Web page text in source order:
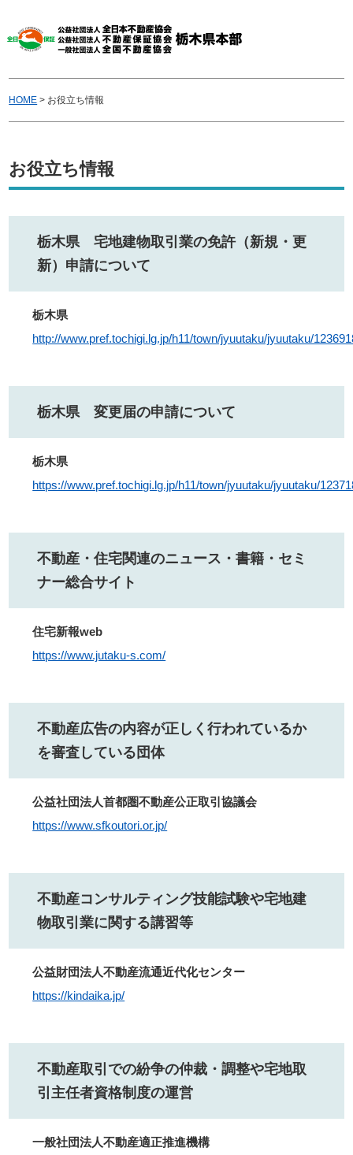
HOME > お役立ち情報
お役立ち情報
栃木県 宅地建物取引業の免許（新規・更
新）申請について
栃木県
http://www.pref.tochigi.lg.jp/h11/town/jyuutaku/jyuutaku/
栃木県 変更届の申請について
栃木県
https://www.pref.tochigi.lg.jp/h11/town/jyuutaku/jyuutaku/
不動産・住宅関連のニュース・書籍・セミ
ナー総合サイト
住宅新報web
https://www.jutaku-s.com/
不動産広告の内容が正しく行われているか
を審査している団体
公益社団法人首都圏不動産公正取引協議会
https://www.sfkoutori.or.jp/
不動産コンサルティング技能試験や宅地建
物取引業に関する講習等
公益財団法人不動産流通近代化センター
https://kindaika.jp/
不動産取引での紛争の仲裁・調整や宅地取
引主任者資格制度の運営
一般社団法人不動産適正推進機構